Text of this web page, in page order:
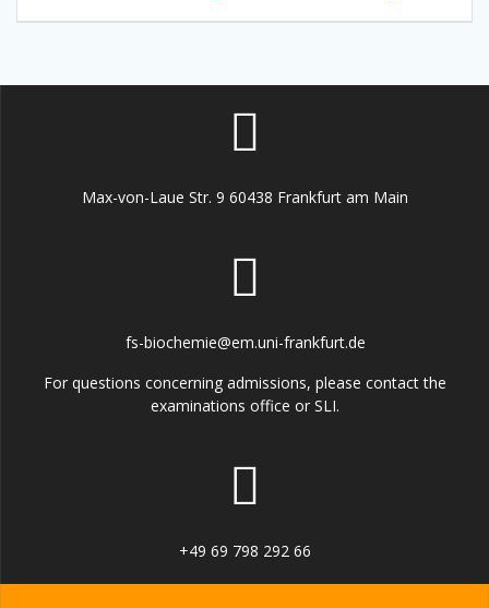
Max-von-Laue Str. 9 60438 Frankfurt am Main
fs-biochemie@em.uni-frankfurt.de
For questions concerning admissions, please contact the
examinations office or SLI.
+49 69 798 292 66